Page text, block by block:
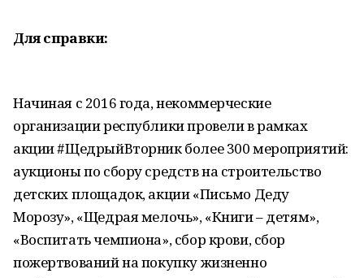
Для справки:
Начиная с 2016 года, некоммерческие
организации республики провели в рамках
акции #ЩедрыйВторник более 300 мероприятий:
аукционы по сбору средств на строительство
детских площадок, акции «Письмо Деду
Морозу», «Щедрая мелочь», «Книги – детям»,
«Воспитать чемпиона», сбор крови, сбор
пожертвований на покупку жизненно